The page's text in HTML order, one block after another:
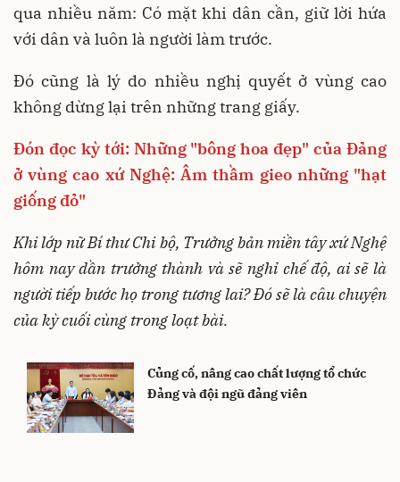
qua nhiều năm: Có mặt khi dân cần, giữ lời hứa
với dân và luôn là người làm trước.
Đó cũng là lý do nhiều nghị quyết ở vùng cao
không dừng lại trên những trang giấy.
Đón đọc kỳ tới: Những "bông hoa đẹp" của Đảng
ở vùng cao xứ Nghệ: Âm thầm gieo những "hạt
giống đỏ"
Khi lớp nữ Bí thư Chi bộ, Trưởng bản miền tây xứ Nghệ
hôm nay dần trưởng thành và sẽ nghỉ chế độ, ai sẽ là
người tiếp bước họ trong tương lai? Đó sẽ là câu chuyện
của kỳ cuối cùng trong loạt bài.
Củng cố, nâng cao chất lượng tổ chức
Đảng và đội ngũ đảng viên